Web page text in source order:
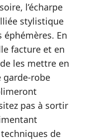
l’écharpe
stylistique
En
facture et en
les mettre en
garde-robe
pas à sortir
de